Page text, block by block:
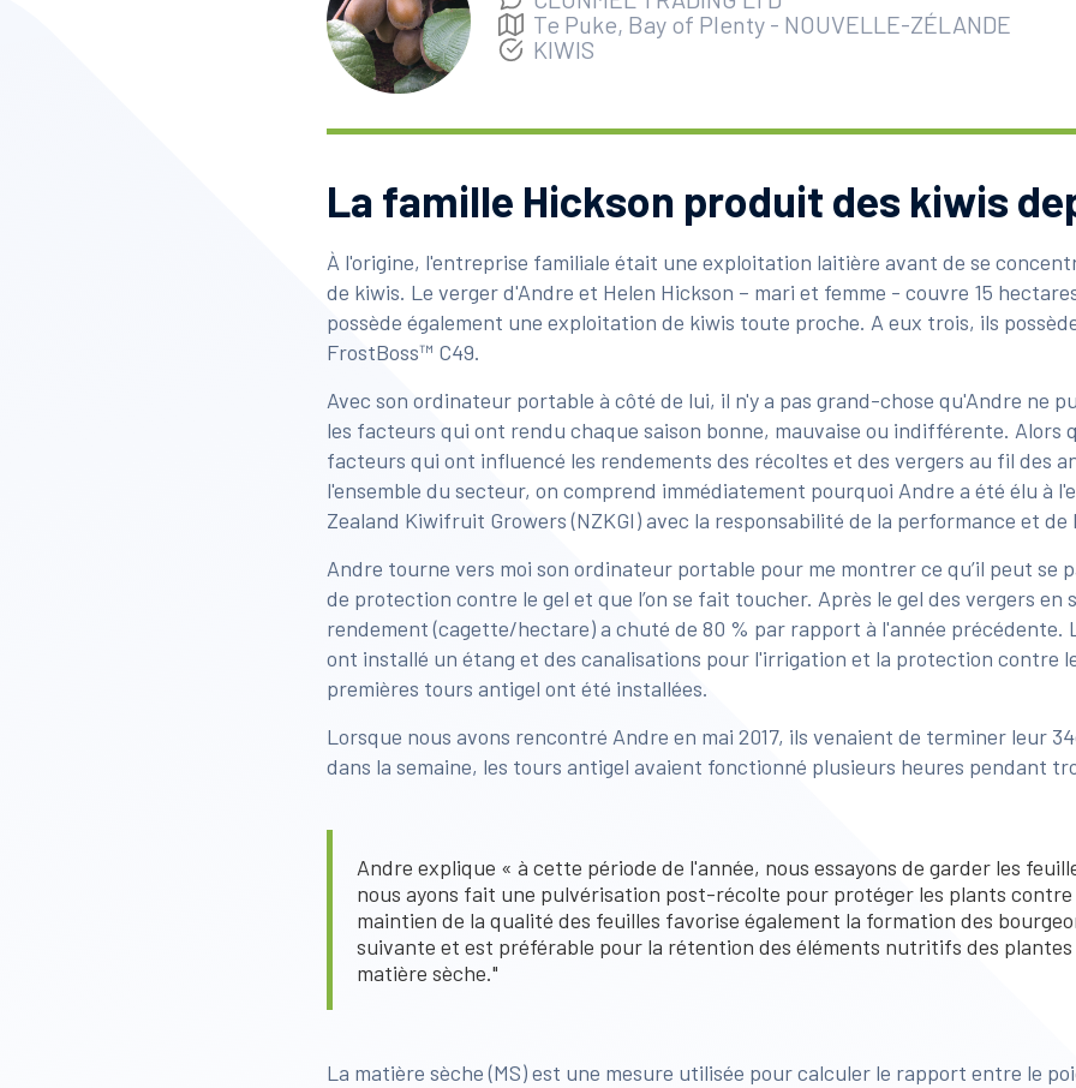
Te Puke, Bay of Plenty - NOUVELLE-ZÉLANDE
KIWIS
La famille Hickson produit des kiwis
À l'origine, l'entreprise familiale était une exploitation laitière avant de se
de kiwis. Le verger d'Andre et Helen Hickson – mari et femme - couvre 15
possède également une exploitation de kiwis toute proche. A eux trois, ils
FrostBoss™ C49.
Avec son ordinateur portable à côté de lui, il n'y a pas grand-chose qu'Andre ne
les facteurs qui ont rendu chaque saison bonne, mauvaise ou indifférente. Alors
facteurs qui ont influencé les rendements des récoltes et des vergers au fil des
l'ensemble du secteur, on comprend immédiatement pourquoi Andre a été élu à
Zealand Kiwifruit Growers (NZKGI) avec la responsabilité de la performance et
Andre tourne vers moi son ordinateur portable pour me montrer ce qu’il peut se
de protection contre le gel et que l’on se fait toucher. Après le gel des vergers en
rendement (cagette/hectare) a chuté de 80 % par rapport à l'année précédente.
ont installé un étang et des canalisations pour l'irrigation et la protection contre
premières tours antigel ont été installées.
Lorsque nous avons rencontré Andre en mai 2017, ils venaient de terminer leur
dans la semaine, les tours antigel avaient fonctionné plusieurs heures pendant
Andre explique « à cette période de l'année, nous essayons de garder les
nous ayons fait une pulvérisation post-récolte pour protéger les plants contre
maintien de la qualité des feuilles favorise également la formation des
suivante et est préférable pour la rétention des éléments nutritifs des
matière sèche."
La matière sèche (MS) est une mesure utilisée pour calculer le rapport entre le